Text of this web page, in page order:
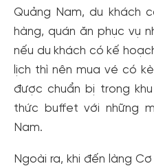
Quảng Nam, du khách
hàng, quán ăn phục vụ
nếu du khách có kế
lịch thì nên mua vé có
được chuẩn bị trong
thức buffet với những
Nam.
Ngoài ra, khi đến làng